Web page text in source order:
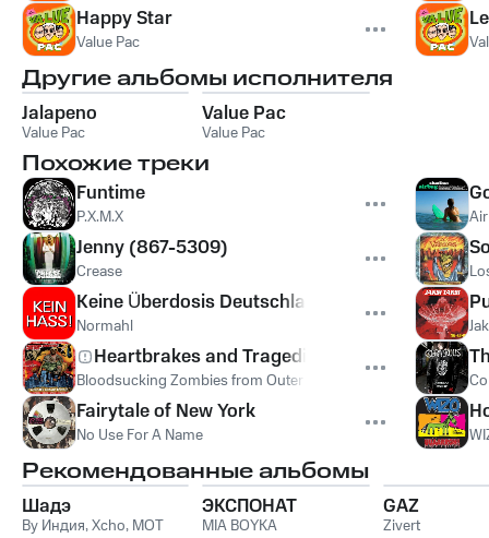
Happy Star
Value Pac
Другие альбомы исполнителя
Jalapeno
Value Pac
Value Pac
Value Pac
Похожие треки
Funtime
P.X.M.X
Jenny (867-5309)
Crease
Keine Überdosis Deutschland
Normahl
Heartbrakes and Tragedies
Bloodsucking Zombies from Outer Space
Fairytale of New York
No Use For A Name
Рекомендованные альбомы
Шадэ
By Индия,Xcho, MOT
ЭКСПОНАТ
MIA BOYKA
GAZ
Zivert